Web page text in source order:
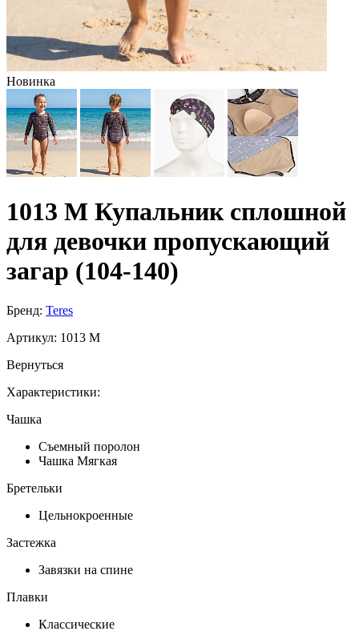
Новинка
1013 M Купальник сплошной
для девочки пропускающий
загар (104-140)
Бренд: Teres
Артикул: 1013 M
Вернуться
Характеристики:
Чашка
Съемный поролон
Чашка Мягкая
Бретельки
Цельнокроенные
Застежка
Завязки на спине
Плавки
Классические